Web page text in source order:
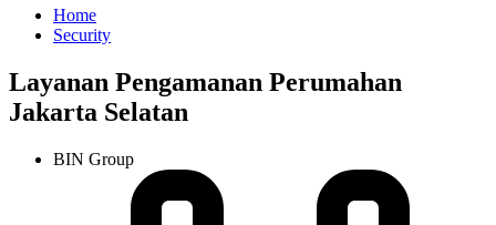
Home
Security
Layanan Pengamanan Perumahan
Jakarta Selatan
BIN Group